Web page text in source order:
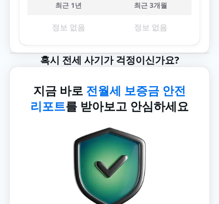
최근 1년 최근 3개월
정보 없음 정보 없음
혹시 전세 사기가 걱정이신가요?
지금 바로 전월세 보증금 안전
리포트를 받아보고 안심하세요